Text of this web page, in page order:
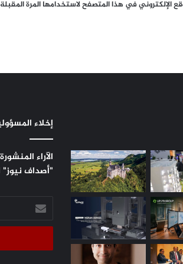
الإلكتروني في هذا المتصفح لاستخدامها المرة
إخلاء
الآراء
"أصداف نيوز"
أدخل
بريدك
الإلكتروني